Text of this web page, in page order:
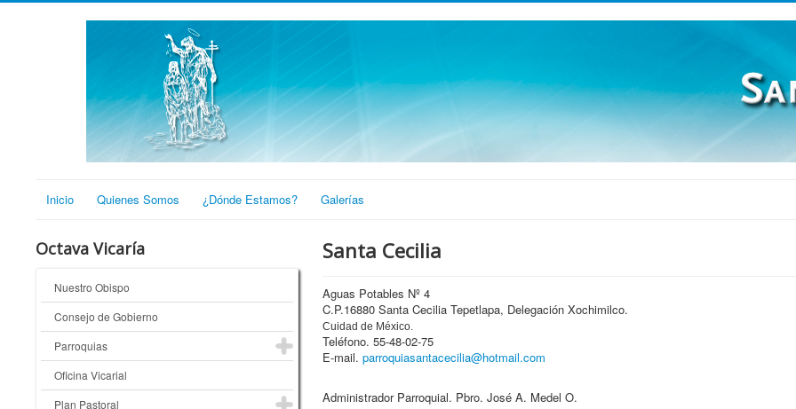
Inicio Quienes Somos ¿Dónde Estamos? Galerías
Octava Vicaría
Nuestro Obispo
Consejo de Gobierno
Parroquias
Oficina Vicarial
Plan Pastoral
Santa Cecilia
Aguas Potables Nº 4
C.P.16880 Santa Cecilia Tepetlapa, Delegación Xochimilco.
Cuidad de México.
Teléfono. 55-48-02-75
E-mail. parroquiasantacecilia@hotmail.com
Administrador Parroquial. Pbro. José A. Medel O.